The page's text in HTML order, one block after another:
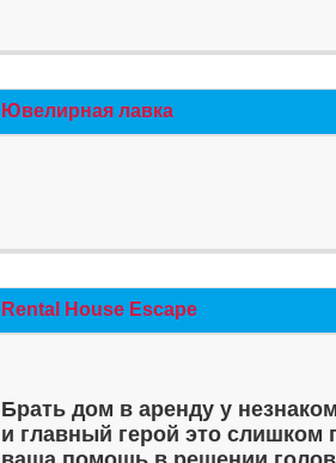
Ювелирная лавка
Rental House Escape
Брать дом в аренду у
и главный герой это слишком